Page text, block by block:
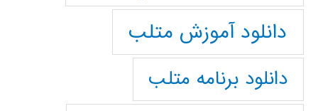
دانلود آموزش متلب
دانلود برنامه متلب